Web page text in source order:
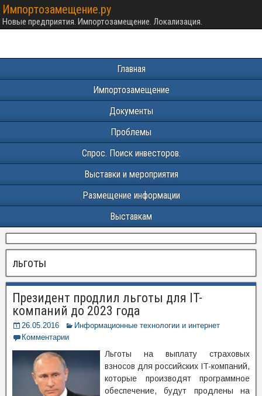
Импортозамещение.ру
Новые предприятия. Импортозамещение. Локализация.
Главная
Импортозамещение
Документы
Проблемы
Спрос. Поиск инвесторов.
Выставки и мероприятия
Размещение информации
Выставкам
льготы
Президент продлил льготы для IT-
компаний до 2023 года
26.05.2016
Информационные технологии и интернет
Комментарии
Льготы на выплату страховых
взносов для российских IT-компаний,
которые производят программное
обеспечение, будут продлены на